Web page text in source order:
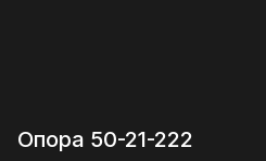
Опора 50-21-222